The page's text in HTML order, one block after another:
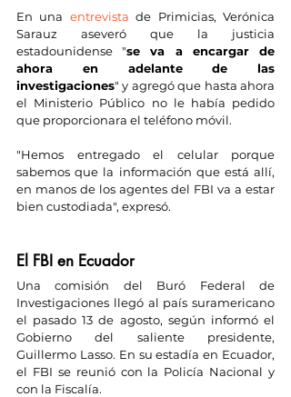
En una entrevista de Primicias, Verónica
Sarauz aseveró que la justicia
estadounidense "se va a encargar de
ahora en adelante de las
investigaciones" y agregó que hasta ahora
el Ministerio Público no le había pedido
que proporcionara el teléfono móvil.
"Hemos entregado el celular porque
sabemos que la información que está allí,
en manos de los agentes del FBI va a estar
bien custodiada", expresó.
El FBI en Ecuador
Una comisión del Buró Federal de
Investigaciones llegó al país suramericano
el pasado 13 de agosto, según informó el
Gobierno del saliente presidente,
Guillermo Lasso. En su estadía en Ecuador,
el FBI se reunió con la Policía Nacional y
con la Fiscalía.